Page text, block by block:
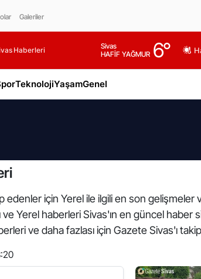
Galeriler
Haberleri
Sivas
HAFİF YAĞMUR 6°
TeknolojiYaşamGenel
için Yerel ile ilgili en son gelişmeler
Yerel haberleri Sivas'ın en güncel haber
ve daha fazlası için Gazete Sivas'ı